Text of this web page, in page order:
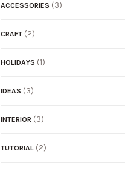
ACCESSORIES (3)
CRAFT (2)
HOLIDAYS (1)
IDEAS (3)
INTERIOR (3)
TUTORIAL (2)